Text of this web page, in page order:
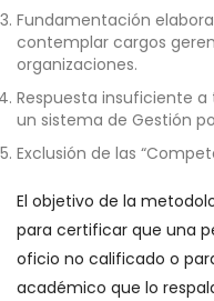
Fundamentación
contemplar cargos
organizaciones.
Respuesta insuficiente
un sistema de Gestión
Exclusión de las
El objetivo de la
para certificar que una
oficio no calificado o
académico que lo